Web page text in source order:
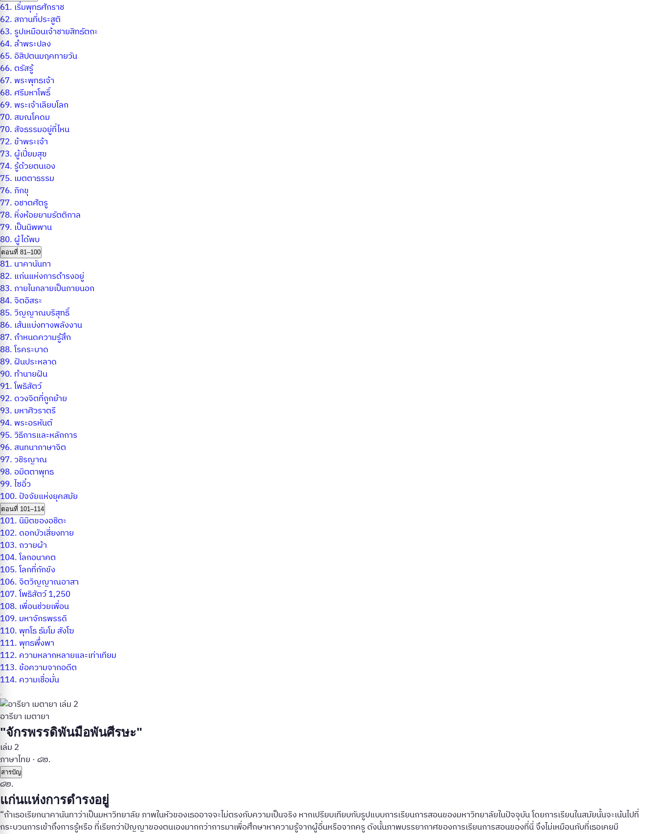
61. เริ่มพุทธศักราช
62. สถานที่ประสูติ
63. รูปเหมือนเจ้าชายสิทธัตถะ
64. ลำพระปลง
65. อิสิปตนมฤคทายวัน
66. ตรัสรู้
67. พระพุทธเจ้า
68. ศรีมหาโพธิ์
69. พระเจ้าเลียบโลก
70. สมณโคดม
70. สัจธรรมอยู่ที่ไหน
72. ข้าพระเจ้า
73. ผู้เปี่ยมสุข
74. รู้ด้วยตนเอง
75. เมตตาธรรม
76. ภิกขุ
77. อชาตศัตรู
78. หิ่งห้อยยามรัตติกาล
79. เป็นนิพพาน
80. ผู้ได้พบ
ตอนที่ 81–100
81. นาคานันทา
82. แก่นแห่งการดำรงอยู่
83. ภายในกลายเป็นภายนอก
84.จิตอิสระ
85.วิญญาณบริสุทธิ์
86. เส้นแบ่งทางพลังงาน
87. กำหนดความรู้สึก
88.โรคระบาด
89. ฝันประหลาด
90. ทำนายฝัน
91.โพธิสัตว์
92. ดวงจิตที่ถูกย้าย
93. มหาศิวราตรี
94. พระอรหันต์
95.วิธีการและหลักการ
96. สนทนาภาษาจิต
97.วชิรญาณ
98. อมิตตาพุทธ
99.ไซอิ๋ว
100. ปัจจัยแห่งยุคสมัย
ตอนที่ 101–114
101. นิมิตของอชิตะ
102. ดอกบัวเสี่ยงทาย
103. ถวายผ้า
104.โลกอนาคต
105.โลกที่กักขัง
106.จิตวิญญาณอาสา
107.โพธิสัตว์ 1,250
108. เพื่อนช่วยเพื่อน
109. มหาจักรพรรดิ
110. พุทโธ ธัมโม สังโฆ
111. พุทธพึ่งพา
112. ความหลากหลายและเท่าเทียม
113. ข้อความจากอดีต
114. ความเชื่อมั่น
อารียา เมตายา
"จักรพรรดิพันมือพันศีรษะ"
เล่ม 2
ภาษาไทย · ๘๒.
สารบัญ
๘๒.
แก่นแห่งการดำรงอยู่
“ถ้าเธอเรียกนาคานันทาว่าเป็นมหาวิทยาลัย ภาพในหัวของเธออาจจะไม่ตรงกับความเป็นจริง หากเปรียบเทียบกับรูปแบบการเรียนการสอนของมหาวิทยาลัยในปัจจุบัน โดยการเรียนในสมัยนั้นจะเน้นไปที่
กระบวนการเข้าถึงการรู้หรือ ที่เรียกว่าปัญญาของตนเองมากกว่าการมาเพื่อศึกษาหาความรู้จากผู้อื่นหรือจากครู ดังนั้นภาพบรรยากาศของการเรียนการสอนของที่นี่ จึงไม่เหมือนกับที่เธอเคยมี